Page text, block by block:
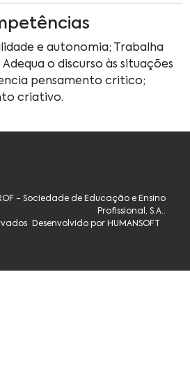
e autonomia; Trabalha
o discurso às situações
pensamento critico;
criativo.
- Sociedade de Educação e Ensino
Profissional, S.A..
Desenvolvido por HUMANSOFT